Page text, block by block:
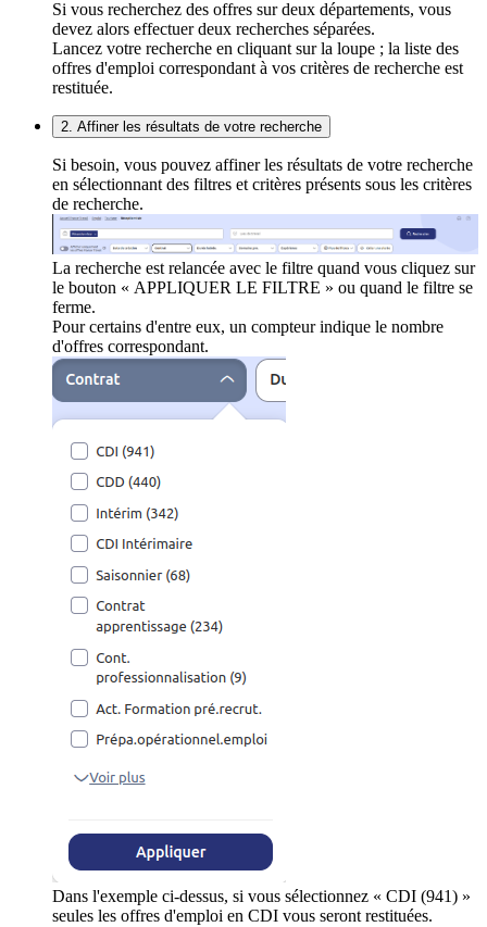
Si vous recherchez des offres sur deux départements, vous
devez alors effectuer deux recherches séparées.
Lancez votre recherche en cliquant sur la loupe ; la liste des
offres d'emploi correspondant à vos critères de recherche est
restituée.
2. Affiner les résultats de votre recherche
Si besoin, vous pouvez affiner les résultats de votre recherche
en sélectionnant des filtres et critères présents sous les critères
de recherche.
La recherche est relancée avec le filtre quand vous cliquez sur
le bouton « APPLIQUER LE FILTRE » ou quand le filtre se
ferme.
Pour certains d'entre eux, un compteur indique le nombre
d'offres correspondant.
Dans l'exemple ci-dessus, si vous sélectionnez « CDI (941) »
seules les offres d'emploi en CDI vous seront restituées.